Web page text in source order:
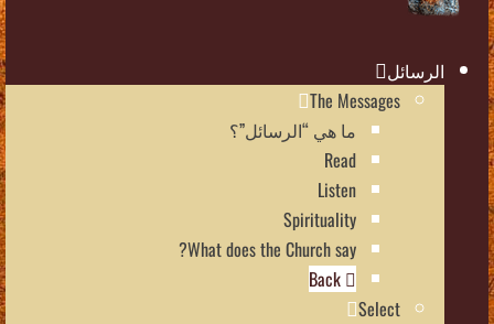
الرسائل
The Messages
ما هي “الرسائل”؟
Read
Listen
Spirituality
What does the Church say?
Select